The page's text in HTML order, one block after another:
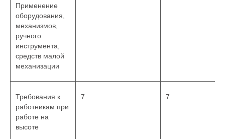
Применение
оборудования,
механизмов,
ручного
инструмента,
средств малой
механизации
Требования к
работникам при
работе на
высоте
7 7